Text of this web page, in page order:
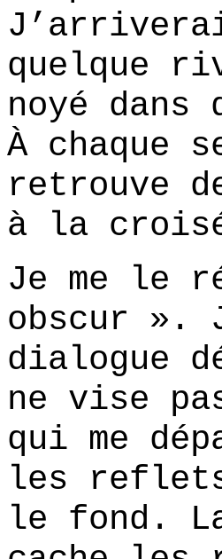
quelque
noyé
À chaque
retrouve
à la
Je me le
obscur ».
dialogue
ne vise
qui me
les
le fond.